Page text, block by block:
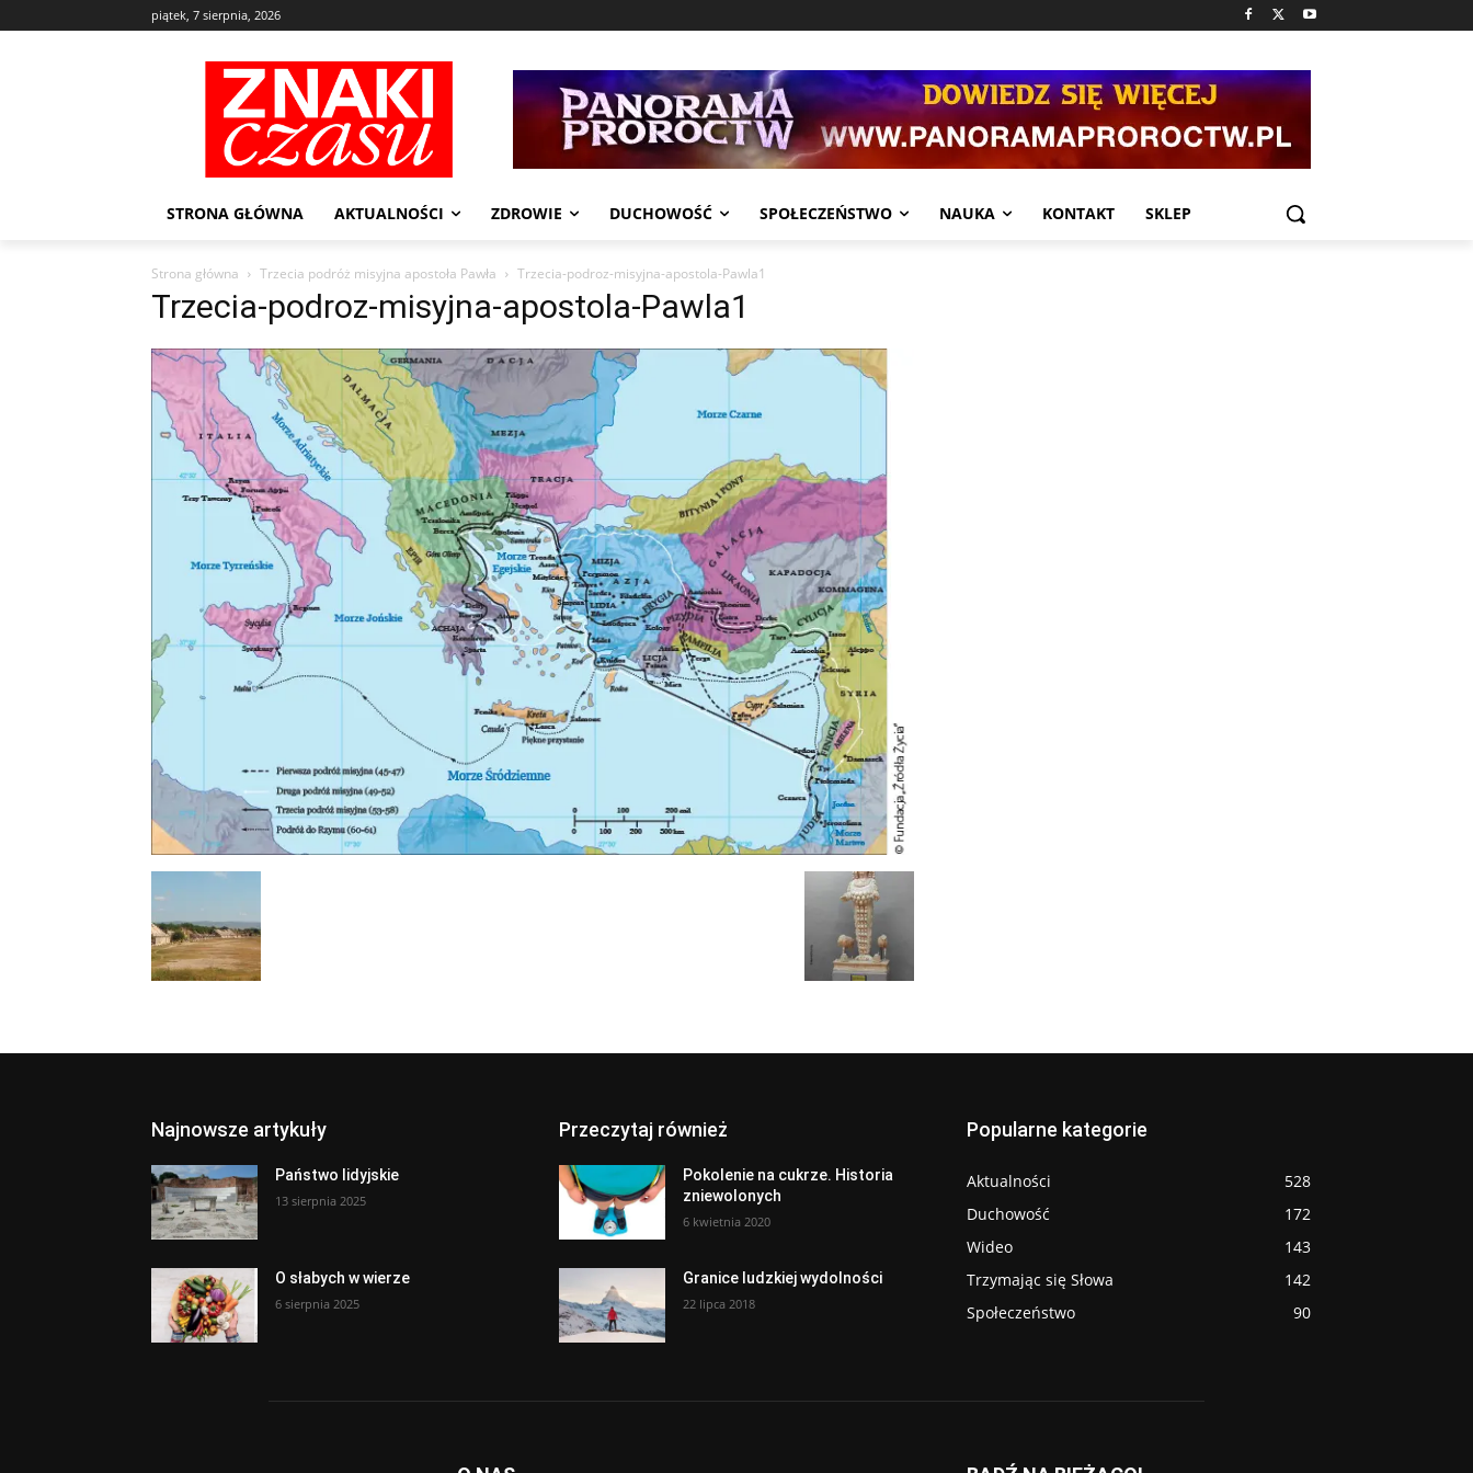
piątek, 7 sierpnia, 2026
STRONA GŁÓWNA AKTUALNOŚCI ZDROWIE DUCHOWOŚĆ SPOŁECZEŃSTWO NAUKA KONTAKT SKLEP
Strona główna Trzecia podróż misyjna apostoła Pawła Trzecia-podroz-misyjna-apostola-Pawla1
Trzecia-podroz-misyjna-apostola-Pawla1
Najnowsze artykuły
Państwo lidyjskie
13 sierpnia 2025
O słabych w wierze
6 sierpnia 2025
Przeczytaj również
Pokolenie na cukrze. Historia
zniewolonych
6 kwietnia 2020
Granice ludzkiej wydolności
22 lipca 2018
Popularne kategorie
Aktualności
528
Duchowość
172
Wideo
143
Trzymając się Słowa
142
Społeczeństwo
90